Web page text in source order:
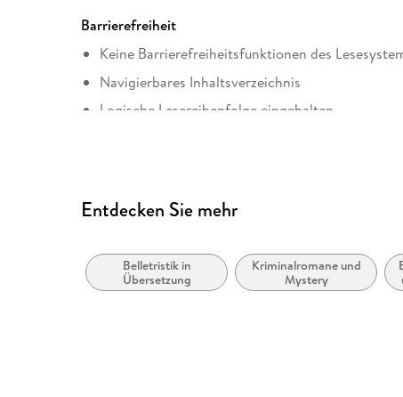
Barrierefreiheit
Keine Barrierefreiheitsfunktionen des
Navigierbares Inhaltsverzeichnis
Logische Lesereihenfolge eingehalten
Entdecken Sie mehr
Belletristik in
Übersetzung
Kriminalromane und
Mystery